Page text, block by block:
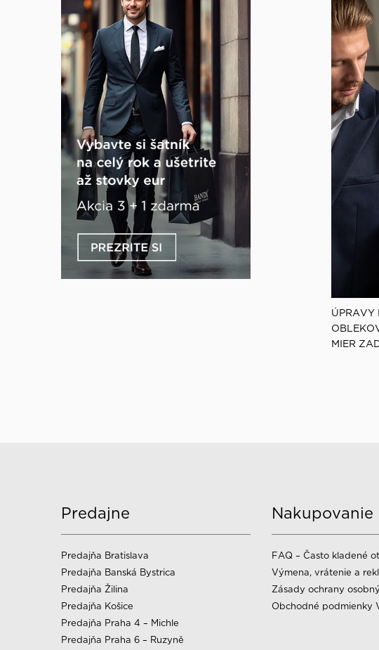
ÚPRAVY
MIER
Predajne
Predajňa Bratislava
Predajňa Banská Bystrica
Predajňa Žilina
Predajňa Košice
Predajňa Praha 4 – Michle
Predajňa Praha 6 – Ruzyně
Nakupovanie
FAQ – Často kladené
Výmena, vrátenie a
Zásady ochrany
Obchodné podmienky